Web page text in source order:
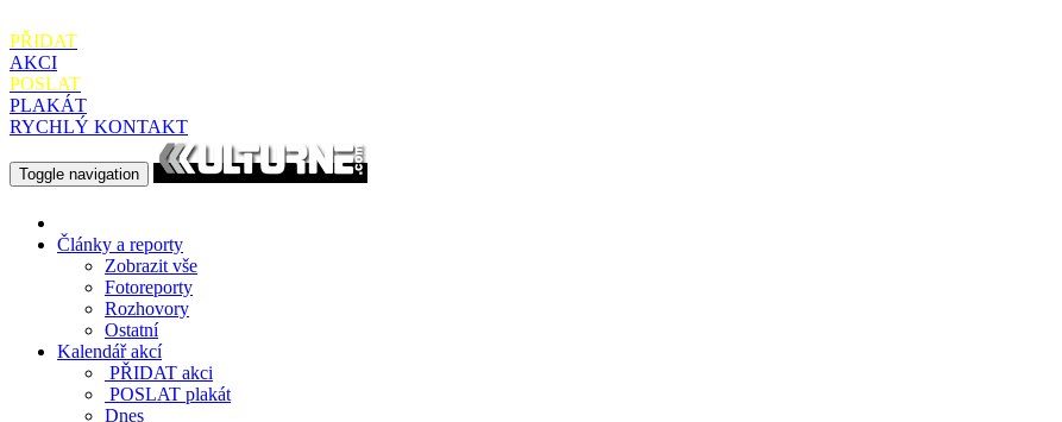
PŘIDAT
AKCI
POSLAT
PLAKÁT
RYCHLÝ KONTAKT
Toggle navigation
Články a reporty
Zobrazit vše
Fotoreporty
Rozhovory
Ostatní
Kalendář akcí
PŘIDAT akci
POSLAT plakát
Dnes